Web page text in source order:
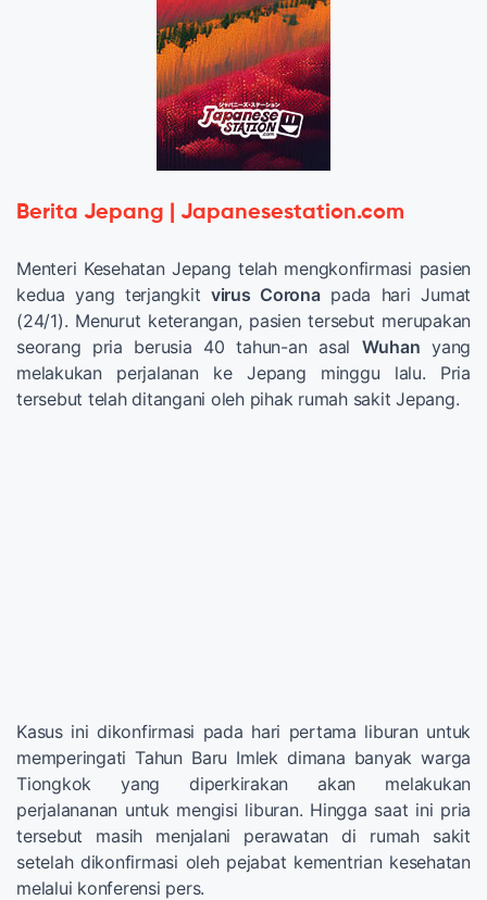
Berita Jepang | Japanesestation.com
Menteri Kesehatan Jepang telah mengkonfirmasi pasien
kedua yang terjangkit virus Coronapada hari Jumat
(24/1). Menurut keterangan, pasien tersebut merupakan
seorang pria berusia 40 tahun-an asal Wuhan yang
melakukan perjalanan ke Jepang minggu lalu. Pria
tersebut telah ditangani oleh pihak rumah sakit Jepang.
Kasus ini dikonfirmasi pada hari pertama liburan untuk
memperingati Tahun Baru Imlek dimana banyak warga
Tiongkok yang diperkirakan akan melakukan
perjalananan untuk mengisi liburan. Hingga saat ini pria
tersebut masih menjalani perawatan di rumah sakit
setelah dikonfirmasi oleh pejabat kementrian kesehatan
melalui konferensi pers.